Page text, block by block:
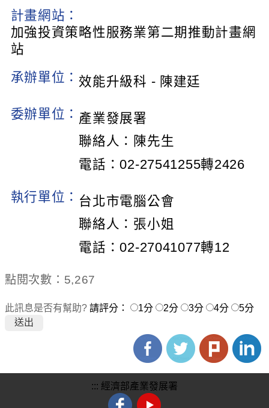
計畫網站：
加強投資策略性服務業第二期推動計畫網
站
承辦單位： 效能升級科 - 陳建廷
委辦單位： 產業發展署
聯絡人：陳先生
電話：02-27541255轉2426
執行單位： 台北市電腦公會
聯絡人：張小姐
電話：02-27041077轉12
點閱次數：5,267
此訊息是否有幫助? 請評分： 1分 2分 3分 4分 5分
::: 經濟部產業發展署